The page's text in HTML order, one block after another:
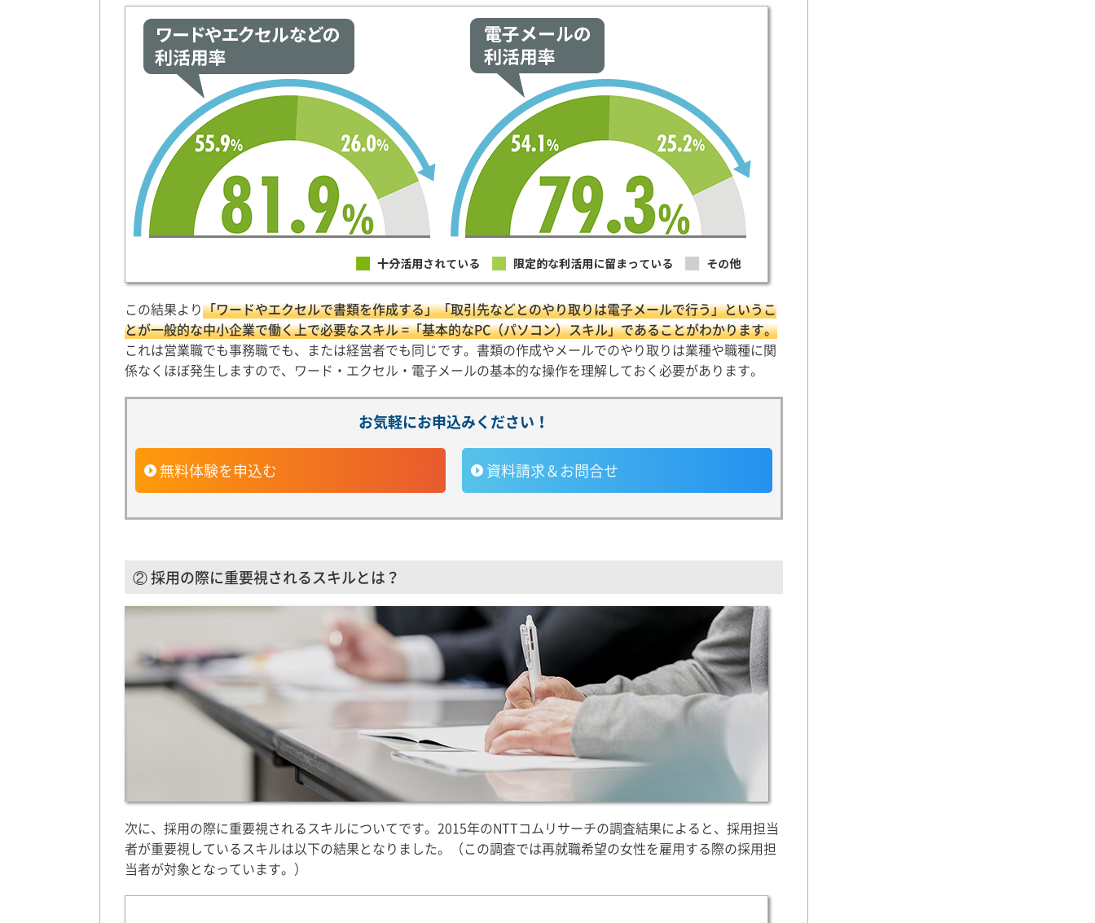
この結果より「ワードやエクセルで書類を作成する」「取引先などとのやり取りは電子メールで行う」というこ
とが一般的な中小企業で働く上で必要なスキル =「基本的なPC（パソコン）スキル」であることがわかります。
これは営業職でも事務職でも、または経営者でも同じです。書類の作成やメールでのやり取りは業種や職種に関
係なくほぼ発生しますので、ワード・エクセル・電子メールの基本的な操作を理解しておく必要があります。
お気軽にお申込みください！
無料体験を申込む 資料請求＆お問合せ
② 採用の際に重要視されるスキルとは？
次に、採用の際に重要視されるスキルについてです。2015年のNTTコムリサーチの調査結果によると、採用担当
者が重要視しているスキルは以下の結果となりました。（この調査では再就職希望の女性を雇用する際の採用担
当者が対象となっています。）